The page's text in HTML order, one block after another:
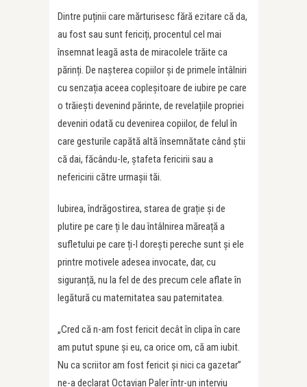
Dintre puținii care mărturisesc fără ezitare că da,
au fost sau sunt fericiți, procentul cel mai
însemnat leagă asta de miracolele trăite ca
părinți. De nașterea copiilor și de primele întâlniri
cu senzația aceea copleșitoare de iubire pe care
o trăiești devenind părinte, de revelațiile propriei
deveniri odată cu devenirea copiilor, de felul în
care gesturile capătă altă însemnătate când știi
că dai, făcându-le, ștafeta fericirii sau a
nefericirii către urmașii tăi.
Iubirea, îndrăgostirea, starea de grație și de
plutire pe care ți le dau întâlnirea măreață a
sufletului pe care ți-l dorești pereche sunt și ele
printre motivele adesea invocate, dar, cu
siguranță, nu la fel de des precum cele aflate în
legătură cu maternitatea sau paternitatea.
„Cred că n-am fost fericit decât în clipa în care
am putut spune și eu, ca orice om, că am iubit.
Nu ca scriitor am fost fericit și nici ca gazetar”
ne-a declarat Octavian Paler într-un interviu